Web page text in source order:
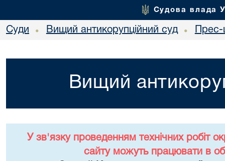
Судова влада
Суди • Вищий антикорупційний суд •
Вищий
У зв'язку проведенням технічних робіт
сайту можуть працювати в